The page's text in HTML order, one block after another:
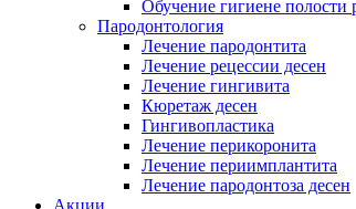
Обучение гигиене полости
Пародонтология
Лечение пародонтита
Лечение рецессии десен
Лечение гингивита
Кюретаж десен
Гингивопластика
Лечение перикоронита
Лечение периимплантита
Лечение пародонтоза десен
Акции